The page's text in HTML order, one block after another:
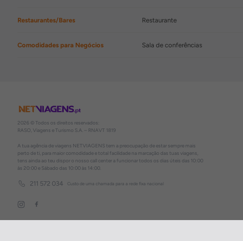
Restaurantes/Bares Restaurante
Comodidades para Negócios Sala de conferências
2026 © Todos os direitos reservados:
RASO, Viagens e Turismo S.A. – RNAVT 1819
A tua agência de viagens NETVIAGENS tem a preocupação de estar sempre mais
perto de ti, para maior comodidade e total facilidade na marcação das tuas viagens,
tens ainda ao teu dispor o nosso call center a funcionar todos os dias úteis das 10:00
às 20:00 e Sábado das 10:00 às 14:00.
211 572 034 Custo de uma chamada para a rede fixa nacional